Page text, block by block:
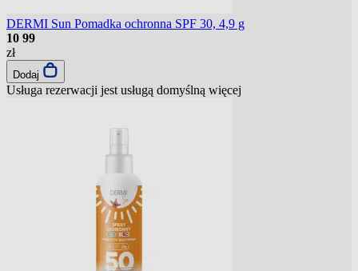
DERMI Sun Pomadka ochronna SPF 30, 4,9 g
10 99
zł
Dodaj
Usługa rezerwacji jest usługą domyślną więcej